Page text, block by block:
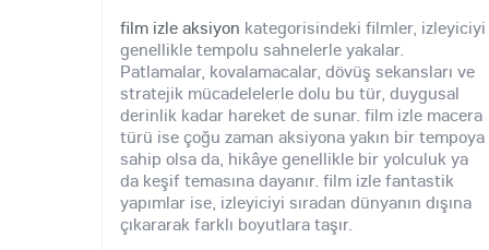
film izle aksiyon kategorisindeki filmler, izleyiciyi
genellikle tempolu sahnelerle yakalar.
Patlamalar, kovalamacalar, dövüş sekansları ve
stratejik mücadelelerle dolu bu tür, duygusal
derinlik kadar hareket de sunar. film izle macera
türü ise çoğu zaman aksiyona yakın bir tempoya
sahip olsa da, hikâye genellikle bir yolculuk ya
da keşif temasına dayanır. film izle fantastik
yapımlar ise, izleyiciyi sıradan dünyanın dışına
çıkararak farklı boyutlara taşır.